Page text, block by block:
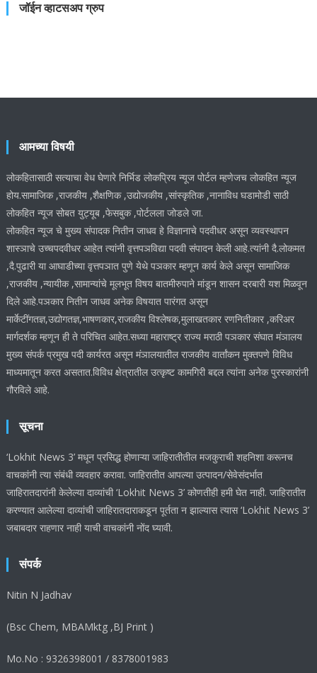
जॉईन व्हाटसअप ग्रुप
आमच्या विषयी
लोकहितासाठी सत्याचा वेध घेणारे निर्भिड लोकप्रिय न्यूज पोर्टल म्हणेजच लोकहित न्यूज
होय.सामाजिक ,राजकीय ,शैक्षणिक ,उद्योजकीय ,सांस्कृतिक ,नानाविध घडामोडी साठी
लोकहित न्यूज सोबत युट्यूब ,फेसबुक ,पोर्टलला जोडले जा.
लोकहित न्यूज चे मुख्य संपादक नितीन जाधव हे विज्ञानाचे पदवीधर असून व्यवस्थापन
शास्ञाचे उच्चपदवीधर आहेत त्यांनी वृत्तपञविद्या पदवी संपादन केली आहे.त्यांनी दै.लोकमत
,दै.पुढारी या आघाडीच्या वृत्तपञात पुणे येथे पञकार म्हणून कार्य केले असून सामाजिक
,राजकीय ,न्यायीक ,सामान्यांचे मूलभूत विषय बातमीरुपाने मांडून शासन दरबारी यश मिळवून
दिले आहे.पञकार नितीन जाधव अनेक विषयात पारंगत असून
मार्केटींगतज्ञ,उद्योगतज्ञ,भाषणकार,राजकीय विश्लेषक,मुलाखतकार रणनितीकार ,करिअर
मार्गदर्शक म्हणून ही ते परिचित आहेत.सध्या महाराष्ट्र राज्य मराठी पञकार संघात मंञालय
मुख्य संपर्क प्रमुख पदी कार्यरत असून मंञालयातील राजकीय वार्तांकन मुक्तपणे विविध
माध्यमातून करत असतात.विविध क्षेत्रातील उत्कृष्ट कामगिरी बद्दल त्यांना अनेक पुरस्कारांनी
गौरविले आहे.
सूचना
‘Lokhit News 3’ मधून प्रसिद्ध होणाऱ्या जाहिरातीतील मजकुराची शहनिशा करूनच
वाचकांनी त्या संबंधी व्यवहार करावा. जाहिरातीत आपल्या उत्पादन/सेवेसंदर्भात
जाहिरातदारांनी केलेल्या दाव्यांची ‘Lokhit News 3’ कोणतीही हमी घेत नाही. जाहिरातीत
करण्यात आलेल्या दाव्यांची जाहिरातदाराकडून पूर्तता न झाल्यास त्यास ‘Lokhit News 3’
जबाबदार राहणार नाही याची वाचकांनी नोंद घ्यावी.
संपर्क
Nitin N Jadhav
(Bsc Chem, MBAMktg ,BJ Print )
Mo.No : 9326398001 / 8378001983